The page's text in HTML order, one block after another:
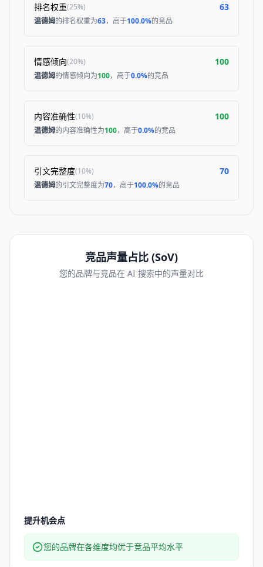
排名权重(25%) 63
温德姆的排名权重为63，高于100.0%的竞品
情感倾向(20%) 100
温德姆的情感倾向为100，高于0.0%的竞品
内容准确性(10%) 100
温德姆的内容准确性为100，高于0.0%的竞品
引文完整度(10%) 70
温德姆的引文完整度为70，高于100.0%的竞品
竞品声量占比 (SoV)
您的品牌与竞品在 AI 搜索中的声量对比
提升机会点
您的品牌在各维度均优于竞品平均水平